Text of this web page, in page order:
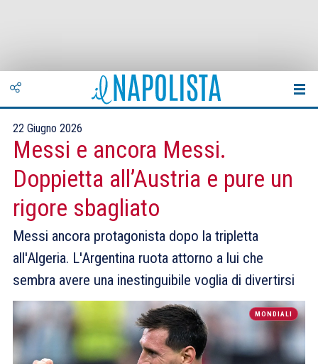
22 Giugno 2026
Messi e ancora Messi.
Doppietta all’Austria e pure un
rigore sbagliato
Messi ancora protagonista dopo la tripletta
all'Algeria. L'Argentina ruota attorno a lui che
sembra avere una inestinguibile voglia di divertirsi
MONDIALI